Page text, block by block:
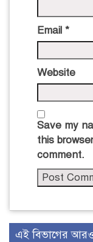
Email *
Website
Save my
this
comment.
এই বিভাগের